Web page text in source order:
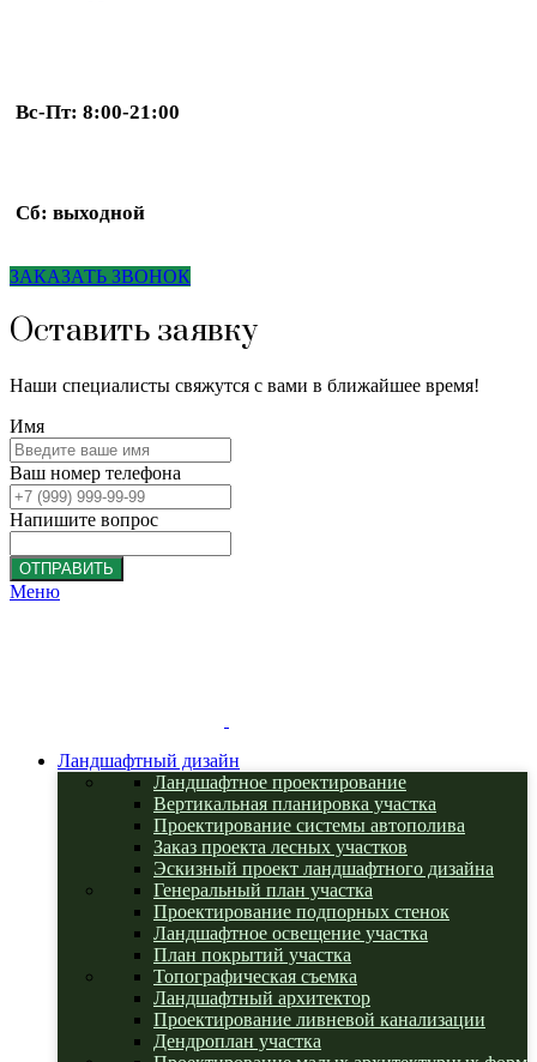
Вс-Пт: 8:00-21:00
Сб: выходной
ЗАКАЗАТЬ ЗВОНОК
Оставить заявку
Наши специалисты свяжутся с вами в ближайшее время!
Имя
Ваш номер телефона
Напишите вопрос
ОТПРАВИТЬ
Меню
Ландшафтный дизайн
Ландшафтное проектирование
Вертикальная планировка участка
Проектирование системы автополива
Заказ проекта лесных участков
Эскизный проект ландшафтного дизайна
Генеральный план участка
Проектирование подпорных стенок
Ландшафтное освещение участка
План покрытий участка
Топографическая съемка
Ландшафтный архитектор
Проектирование ливневой канализации
Дендроплан участка